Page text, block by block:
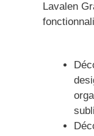
Lavalen